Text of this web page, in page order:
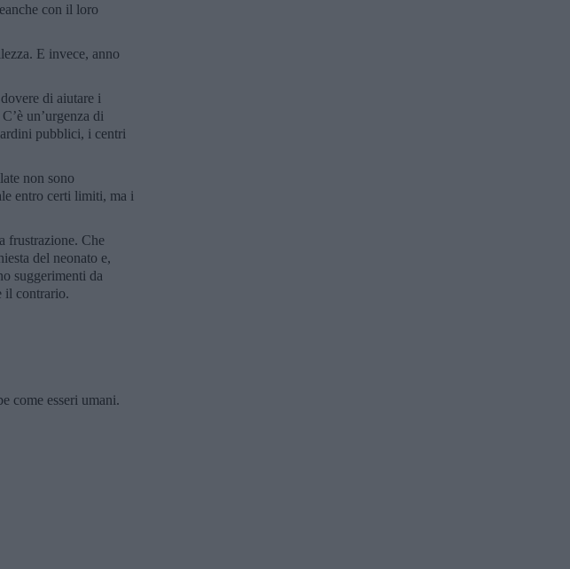
con il loro
E invece, anno
di aiutare i
un’urgenza di
pubblici, i centri
non sono
entro certi limiti, ma i
frustrazione. Che
del neonato e,
suggerimenti da
il contrario.
come esseri umani.